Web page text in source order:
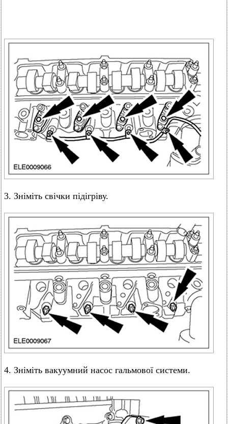
3. Зніміть свічки підігріву.
4. Зніміть вакуумний насос гальмової системи.